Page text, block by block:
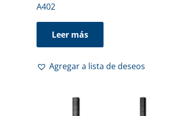
A402
Leer más
Agregar a lista de deseos